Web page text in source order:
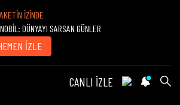
İZİNDE
DÜNYAYI SARSAN GÜNLER
İZLE
CANLI İZLE